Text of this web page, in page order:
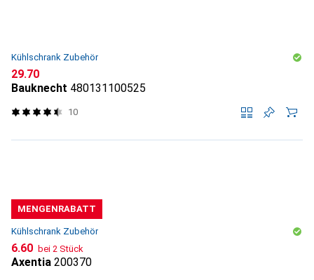
Kühlschrank Zubehör
CHF
29.70
Bauknecht 480131100525
10
MENGENRABATT
Kühlschrank Zubehör
CHF
6.60 bei 2 Stück
Axentia 200370